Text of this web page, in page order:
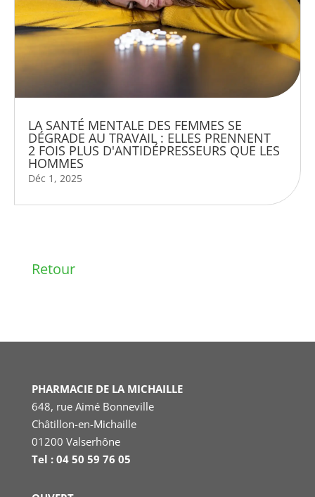
LA SANTÉ MENTALE DES FEMMES SE
DÉGRADE AU TRAVAIL : ELLES PRENNENT
2 FOIS PLUS D'ANTIDÉPRESSEURS QUE LES
HOMMES
Déc 1, 2025
Retour
PHARMACIE DE LA MICHAILLE
648, rue Aimé Bonneville
Châtillon-en-Michaille
01200 Valserhône
Tel : 04 50 59 76 05